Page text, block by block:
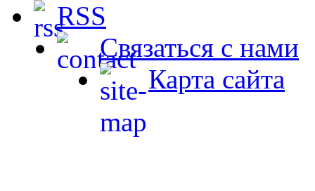
RSS
Связаться с нами
Карта сайта